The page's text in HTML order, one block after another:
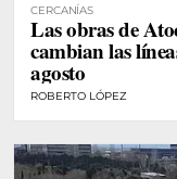
CERCANÍAS
Las obras de
cambian las
agosto
ROBERTO LÓPEZ